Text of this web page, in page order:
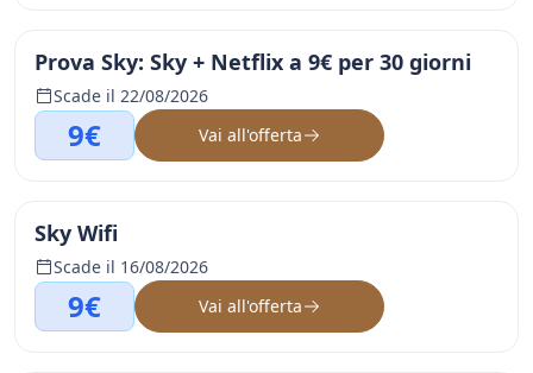
Prova Sky: Sky + Netflix a 9€ per 30 giorni
Scade il 22/08/2026
9€ Vai all'offerta
Sky Wifi
Scade il 16/08/2026
9€ Vai all'offerta